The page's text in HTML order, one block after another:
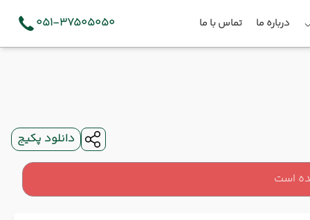
درباره ما تماس با ما 051-37505050
دانلود پکیج
است